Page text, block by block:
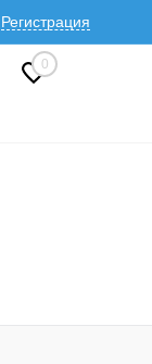
Регистрация
0